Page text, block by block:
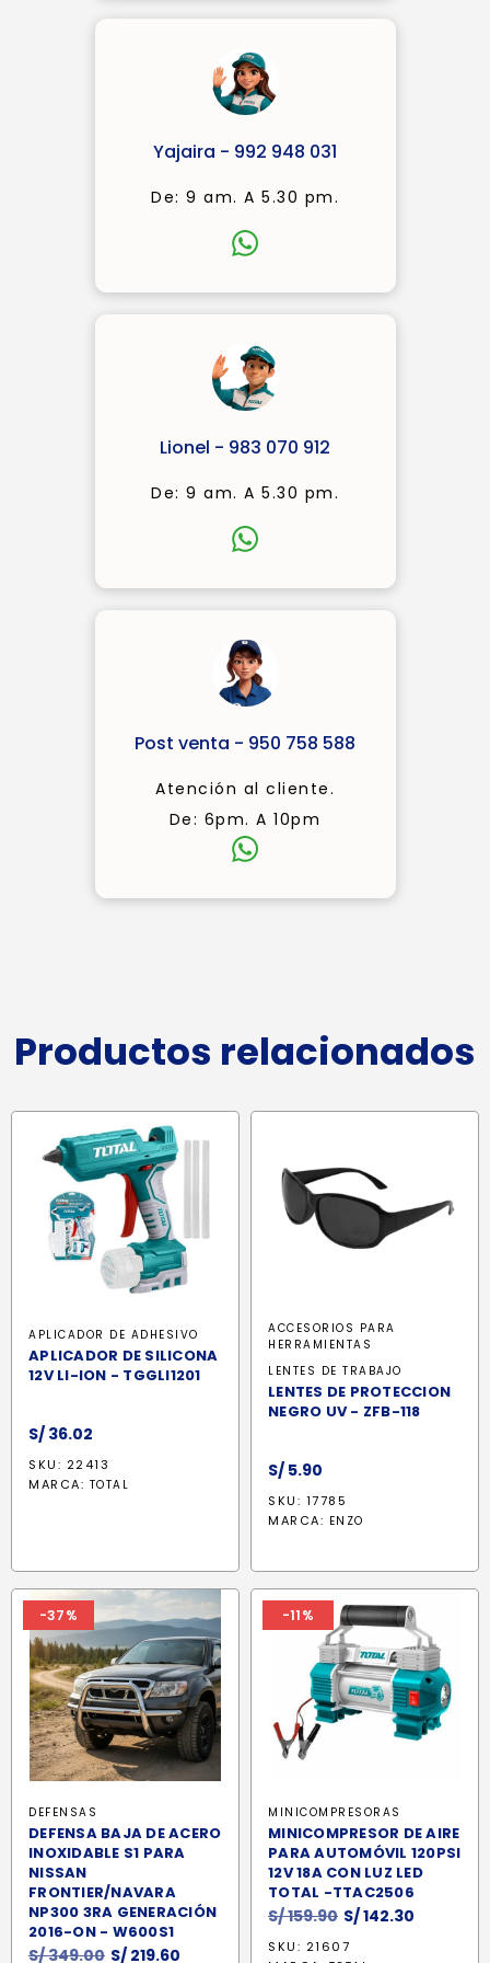
Yajaira - 992 948 031
De: 9 am. A 5.30 pm.
Lionel - 983 070 912
De: 9 am. A 5.30 pm.
Post venta - 950 758 588
Atención al cliente.
De: 6pm. A 10pm
Productos relacionados
APLICADOR DE ADHESIVO
APLICADOR DE SILICONA
12V LI-ION - TGGLI1201
S/ 36.02
SKU: 22413
MARCA: TOTAL
ACCESORIOS PARA
HERRAMIENTAS
LENTES DE TRABAJO
LENTES DE PROTECCION
NEGRO UV - ZFB-118
S/ 5.90
SKU: 17785
MARCA: ENZO
-37%
DEFENSAS
DEFENSA BAJA DE ACERO
INOXIDABLE S1 PARA
NISSAN
FRONTIER/NAVARA
NP300 3RA GENERACIÓN
2016-ON - W600S1
S/349.00 El
S/ 219.60
-11%
MINICOMPRESORAS
MINICOMPRESOR DE AIRE
PARA AUTOMÓVIL 120PSI
12V 18A CON LUZ LED
TOTAL -TTAC2506
S/159.90 El
S/142.30
SKU: 21607